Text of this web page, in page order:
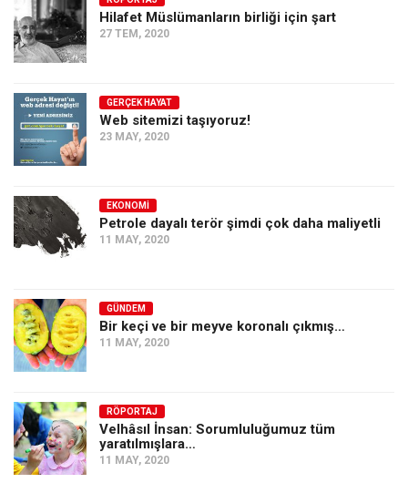
Ekonomi
Spor
Sağlık
Gıda-Beslenme
Türkiye
Siyaset
Dünya
Asya
Amerika
Avustralya
Tarih
Hilafet Müslümanların birliği için şart
27 TEM, 2020
GERÇEK HAYAT
Web sitemizi taşıyoruz!
23 MAY, 2020
EKONOMI
Petrole dayalı terör şimdi çok daha maliyetli
11 MAY, 2020
GÜNDEM
Bir keçi ve bir meyve koronalı çıkmış…
11 MAY, 2020
RÖPORTAJ
Velhâsıl İnsan: Sorumluluğumuz tüm
yaratılmışlara…
11 MAY, 2020